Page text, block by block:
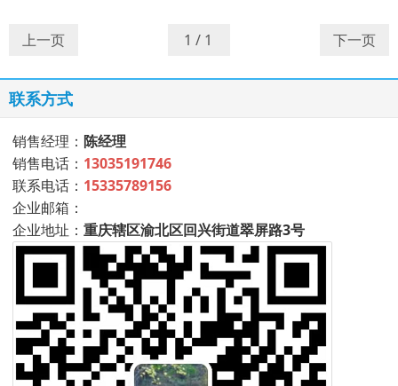
上一页 下一页
联系方式
销售经理： 陈经理
销售电话： 13035191746
联系电话： 15335789156
企业邮箱：
企业地址： 重庆辖区渝北区回兴街道翠屏路3号